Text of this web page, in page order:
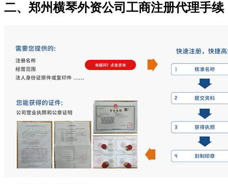
二、郑州横琴外资公司工商注册代理手续